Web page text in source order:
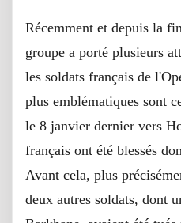
Récemment et depuis la
groupe a porté plusieurs
les soldats français de
plus emblématiques sont
le 8 janvier dernier vers
français ont été blessés
Avant cela, plus
deux autres soldats, dont